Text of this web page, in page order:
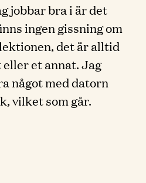
jobbar bra i är det
ingen gissning om
det är alltid
et annat. Jag
något med datorn
vilket som går.